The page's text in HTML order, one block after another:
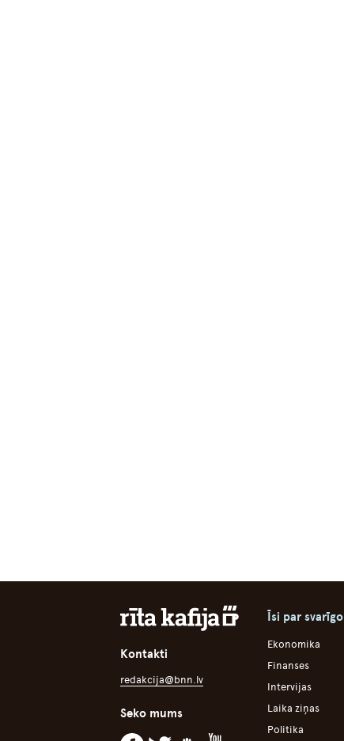
Kontakti
redakcija@bnn.lv
Seko mums
Īsi par svarīgo
Ekonomika
Finanses
Intervijas
Laika ziņas
Politika